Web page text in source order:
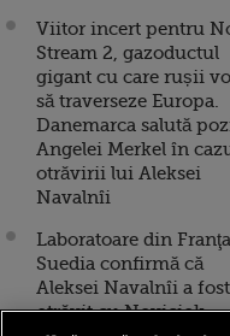
Viitor incert pentru
Stream 2, gazoductul
gigant cu care rușii
să traverseze Europa.
Danemarca salută
Angelei Merkel în
otrăvirii lui Aleksei
Navalnîi
Laboratoare din
Suedia confirmă că
Aleksei Navalnîi a fost
otrăvit cu Noviciok